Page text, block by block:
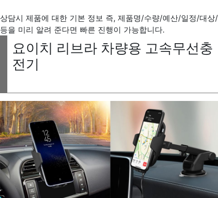
상담시 제품에 대한 기본 정보 즉, 제품명/수량/예산/일정/대상/
등을 미리 알려 준다면 빠른 진행이 가능합니다.
요이치 리브라 차량용 고속무선충
전기